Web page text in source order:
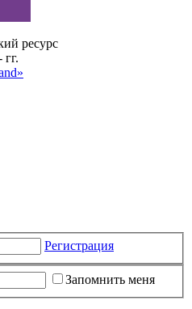
ресурс
гг.
Регистрация
Запомнить меня